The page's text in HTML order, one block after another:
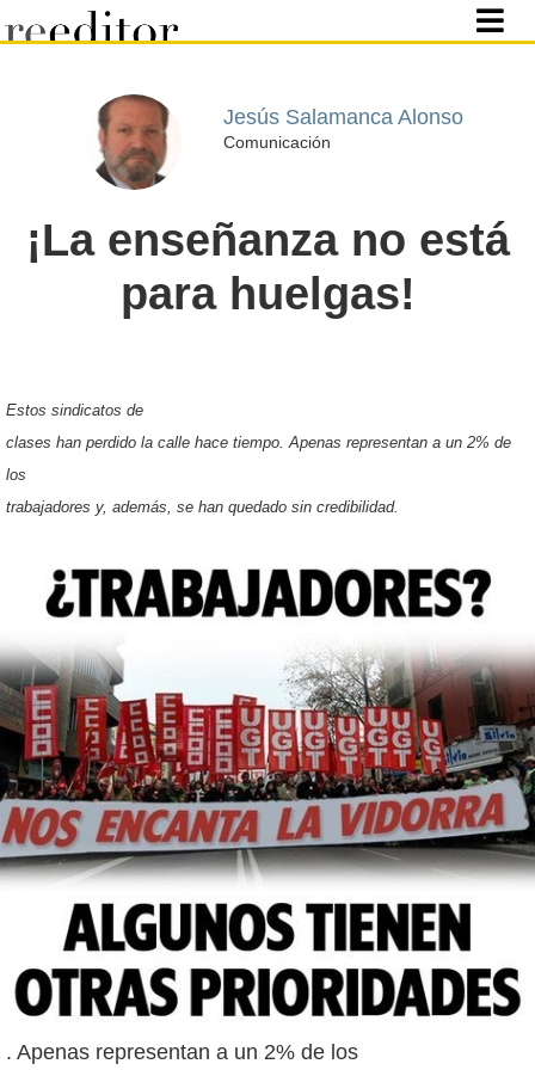
Jesús Salamanca Alonso
Comunicación
¡La enseñanza no está
para huelgas!
Estos sindicatos de
clases han perdido la calle hace tiempo. Apenas representan a un 2% de
los
trabajadores y, además, se han quedado sin credibilidad.
. Apenas representan a un 2% de los